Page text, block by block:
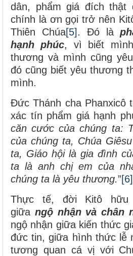
dân, phẩm giá đích thật
chính là ơn gọi trở nên
Thiên Chúa[5]. Đó là
hạnh phúc, vì biết
thương và mình cũng
đó cũng biết yêu thương
mình.
Đức Thánh cha Phanxicô
xác tín phẩm giá hạnh
căn cước của chúng ta:
của chúng ta, Chúa
ta, Giáo hội là gia đình
ta là anh chị em của
chúng ta là yêu thương.”[6]
Thực tế, đời Kitô
giữa ngộ nhận và chân
ngộ nhận giữa kiến thức
đức tin, giữa hình thức lễ
tương quan cá vị với